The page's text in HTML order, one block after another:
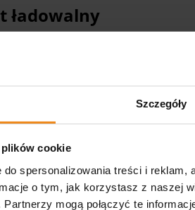
Szczegóły
cookie
spersonalizowania treści i reklam,
o tym, jak korzystasz z naszej
mogą połączyć te
ładowalny
specjalistyczny uchwyt używany w
w wbudowany akumulator i
bezprzewodowe
jest zaprojektowany tak, aby